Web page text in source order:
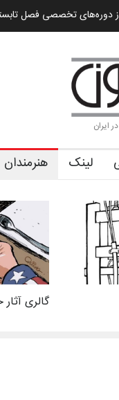
تصویری آیین اختتامیه
ایران
لینک هنرمندان
گالری